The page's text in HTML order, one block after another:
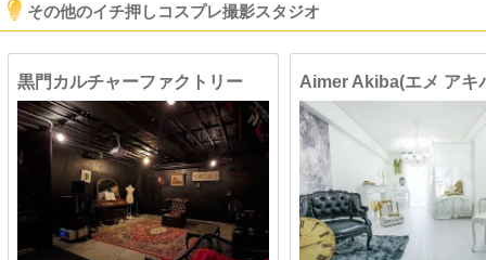
その他のイチ押しコスプレ撮影スタジオ
黒門カルチャーファクトリー Aimer Akiba(エメ アキ